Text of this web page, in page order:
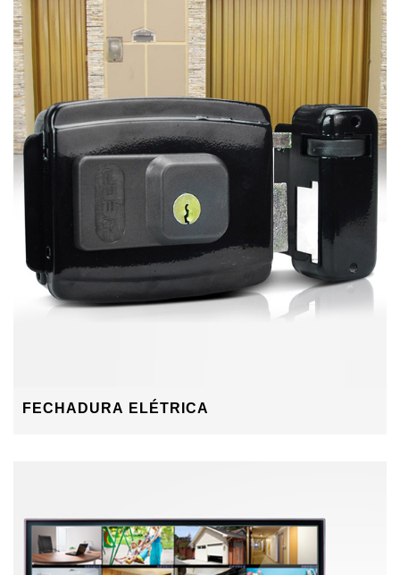
FECHADURA ELÉTRICA